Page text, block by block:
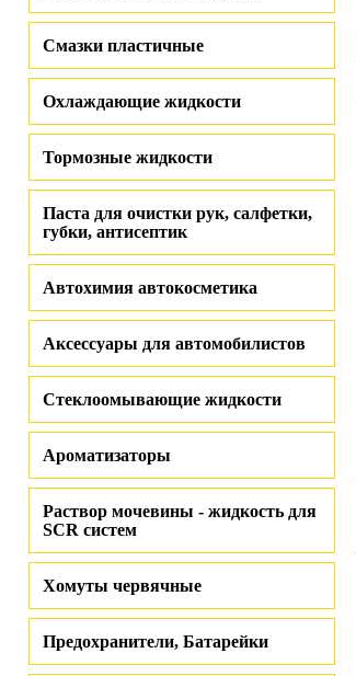
Смазки пластичные
Охлаждающие жидкости
Тормозные жидкости
Паста для очистки рук, салфетки,
губки, антисептик
Автохимия автокосметика
Аксессуары для автомобилистов
Стеклоомывающие жидкости
Ароматизаторы
Раствор мочевины - жидкость для
SCR систем
Хомуты червячные
Предохранители, Батарейки